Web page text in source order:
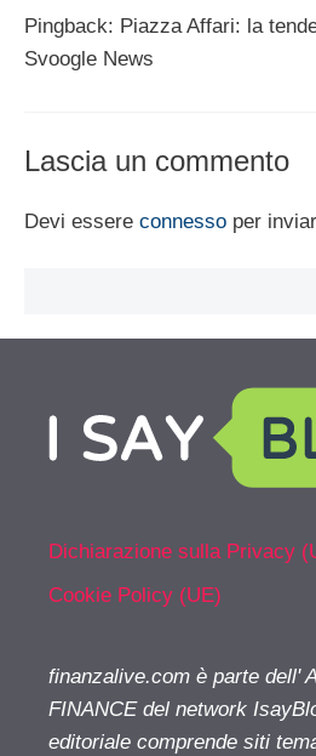
Pingback: Piazza Affari: la
Svoogle News
Lascia un commento
Devi essere connesso per
Dichiarazione sulla Privacy
Cookie Policy (UE)
finanzalive.com è parte dell'
FINANCE del network
editoriale comprende siti